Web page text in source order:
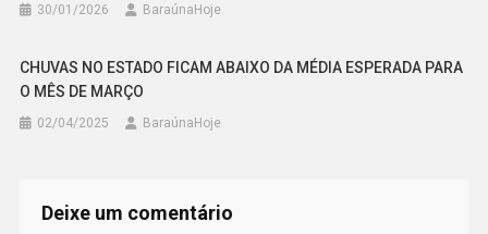
30/01/2026 BaraúnaHoje
CHUVAS NO ESTADO FICAM ABAIXO DA MÉDIA ESPERADA PARA
O MÊS DE MARÇO
02/04/2025 BaraúnaHoje
Deixe um comentário